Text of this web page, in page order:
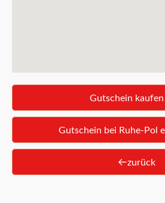
Gutschein kaufen
Gutschein bei Ruhe-Pol
zurück